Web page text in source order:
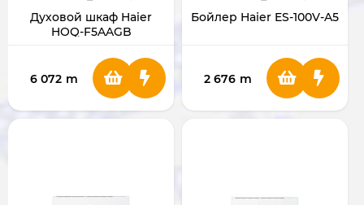
Духовой шкаф Haier
HOQ-F5AAGB
6 072 m
Бойлер Haier ES-100V-A5
2 676 m